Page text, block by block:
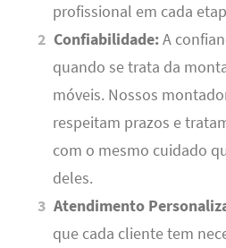
profissional em cada
Confiabilidade:A
quando se trata da
móveis. Nossos
respeitam prazos e
com o mesmo cuidado
deles.
Atendimento
que cada cliente tem